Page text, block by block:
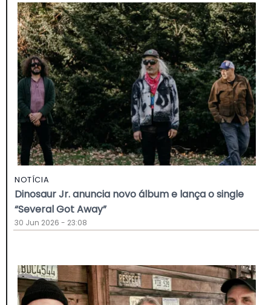
NOTÍCIA
Dinosaur Jr. anuncia novo álbum e lança o single
“Several Got Away”
30 Jun 2026 - 23:08